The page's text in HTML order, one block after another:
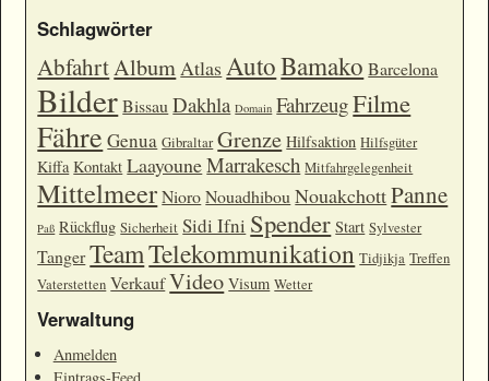
Schlagwörter
AbfahrtAlbumAtlas AutoBamako Barcelona
Bilder Bissau Dakhla Domain FahrzeugFilme
Fähre Genua Gibraltar Grenze Hilfsaktion Hilfsgüter
Kiffa Kontakt LaayouneMarrakesch Mitfahrgelegenheit
Mittelmeer Nioro Nouadhibou NouakchottPanne
Paß Rückflug Sicherheit Sidi Ifni Spender Start Sylvester
TangerTeamTelekommunikation Tidjikja Treffen
Vaterstetten VerkaufVideo Visum Wetter
Verwaltung
Anmelden
Eintrags-Feed